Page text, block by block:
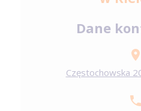
Dane
Częstochowska